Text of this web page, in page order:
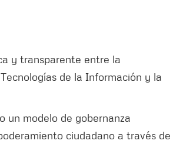
y transparente entre la
de la Información y la
un modelo de gobernanza
ciudadano a través de